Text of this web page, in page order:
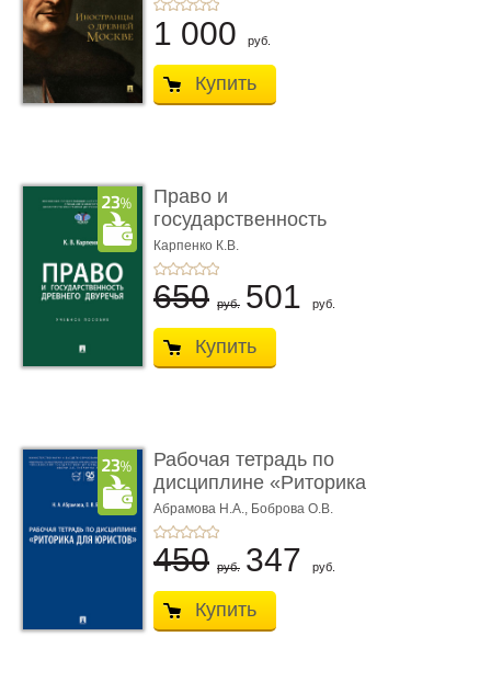
1 000 руб.
Купить
Право и
государственность
Древнего Двуречья. �
...
Карпенко К.В.
650 руб. 501 руб.
Купить
Рабочая тетрадь по
дисциплине «Риторика
для ю� ...
Абрамова Н.А., Боброва О.В.
450 руб. 347 руб.
Купить